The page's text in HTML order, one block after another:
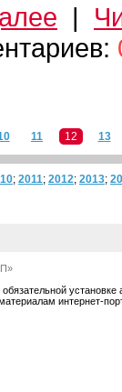
|
11 12 13
; 2011; 2012; 2013;
установке
интернет-